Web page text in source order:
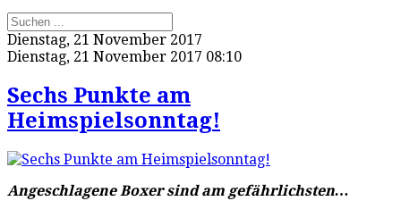
Dienstag, 21 November 2017
Dienstag, 21 November 2017 08:10
Sechs Punkte am
Heimspielsonntag!
Angeschlagene Boxer sind am gefährlichsten…